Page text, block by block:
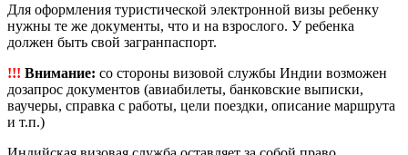
Для оформления туристической электронной визы ребенку
нужны те же документы, что и на взрослого. У ребенка
должен быть свой загранпаспорт.
!!! Внимание: со стороны визовой службы Индии возможен
дозапрос документов (авиабилеты, банковские выписки,
ваучеры, справка с работы, цели поездки, описание маршрута
и т.п.)